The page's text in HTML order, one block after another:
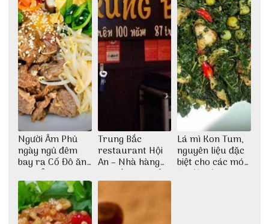
Người Âm Phủ
ngày ngủ đêm
bay ra Cố Đô ăn
Cơm Âm Phủ
Huế
Trung Bắc
restaurant Hội
An – Nhà hàng
cao lầu có thiết
kế vô cùng ấn
tượng giữa lòng
phố Hội
Lá mì Kon Tum,
nguyên liệu đặc
biệt cho các món
ăn độc đáo